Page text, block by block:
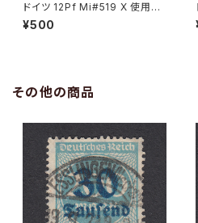
ドイツ 12Pf Mi#519 X 使用済
み切手｜WESERMÜNDE-GE
ESTEMÜNDE 11.11.1939
¥500
その他の商品